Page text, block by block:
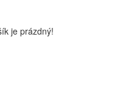
je prázdný!